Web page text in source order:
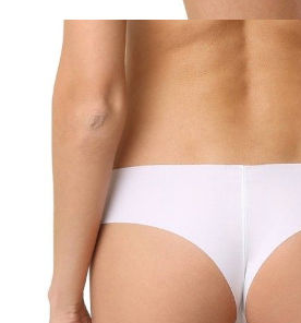
59,90 zł
BRAK
ZDJĘCIA
BRAK
ZDJĘCIA
Tabela rozmiarów
DODAJ DO KOSZYKA